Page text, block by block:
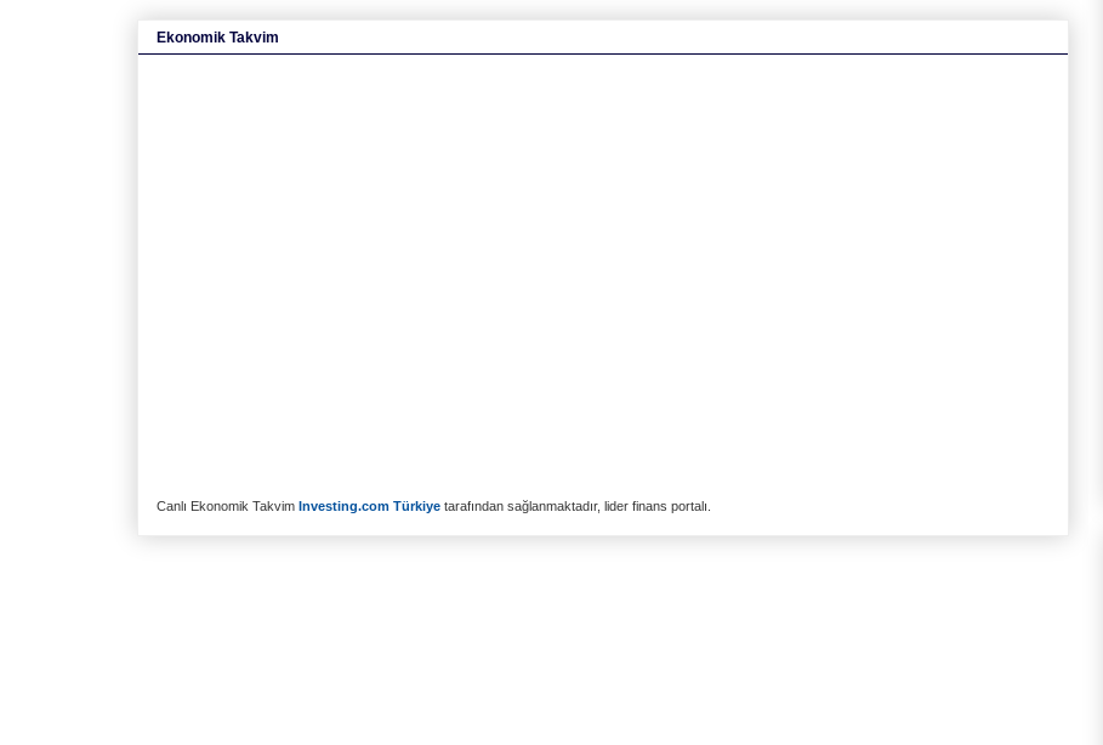
Ekonomik Takvim
Canlı Ekonomik Takvim Investing.com Türkiye tarafından sağlanmaktadır, lider finans portalı.